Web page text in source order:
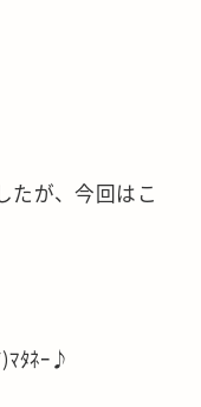
たが、今回はこ
ﾀﾈｰ♪